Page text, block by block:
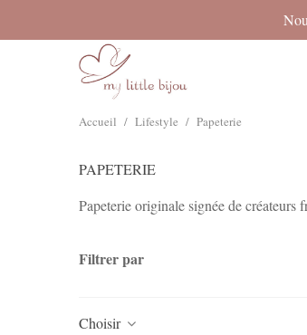
Accueil / Lifestyle / Papeterie
PAPETERIE
Papeterie originale signée de
Filtrer par
Choisir